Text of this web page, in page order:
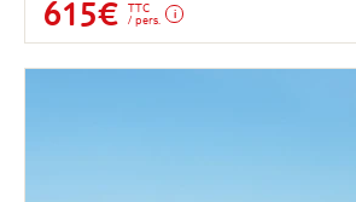
615€
TTC
/ pers.